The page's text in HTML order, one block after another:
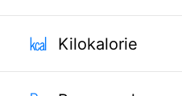
㎉ Kilokalorie